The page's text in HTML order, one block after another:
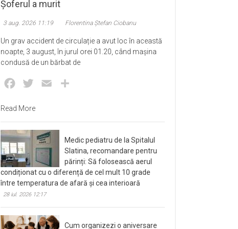
Șoferul a murit
3 aug. 2026 11:19 Florentina Ștefan Ciobanu
Un grav accident de circulație a avut loc în această
noapte, 3 august, în jurul orei 01.20, când mașina
condusă de un bărbat de
Facebook
Twitter Email
Read More
Medic pediatru de la Spitalul
Slatina, recomandare pentru
părinți: Să folosească aerul
condiționat cu o diferență de cel mult 10 grade
între temperatura de afară și cea interioară
28 iul. 2026 12:17
Cum organizezi o aniversare